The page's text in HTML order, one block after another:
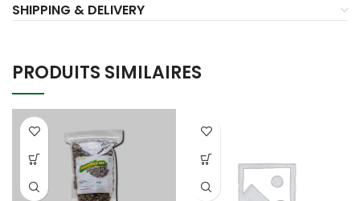
SHIPPING & DELIVERY
PRODUITS SIMILAIRES